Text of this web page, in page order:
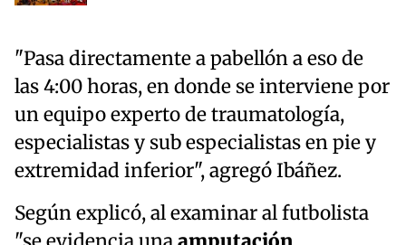
"Pasa directamente a pabellón a eso de
las 4:00 horas, en donde se interviene por
un equipo experto de traumatología,
especialistas y sub especialistas en pie y
extremidad inferior", agregó Ibáñez.
Según explicó, al examinar al futbolista